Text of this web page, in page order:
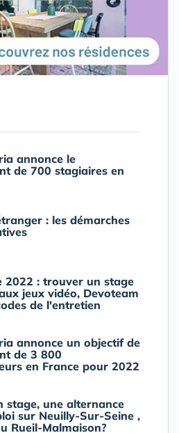
annonce le
de 700 stagiaires en
: les démarches
2022 : trouver un stage
jeux vidéo, Devoteam
de l'entretien
annonce un objectif de
de 3 800
en France pour 2022
stage, une alternance
sur Neuilly-Sur-Seine ,
Rueil-Malmaison?